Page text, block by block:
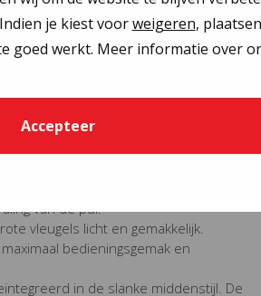
je kiest voorweigeren,
goed werkt. Meer informatie over
Accepteer
uitzicht
met zo min mogelijk stijlen. De slanke
gehinderd wordt. Een 90º open
Het bedieningsgemak en
schuifpuien
van de pui.
vleugels licht en gemakkelijk.
bedieningsgemak en
in de slanke middenstijl. De